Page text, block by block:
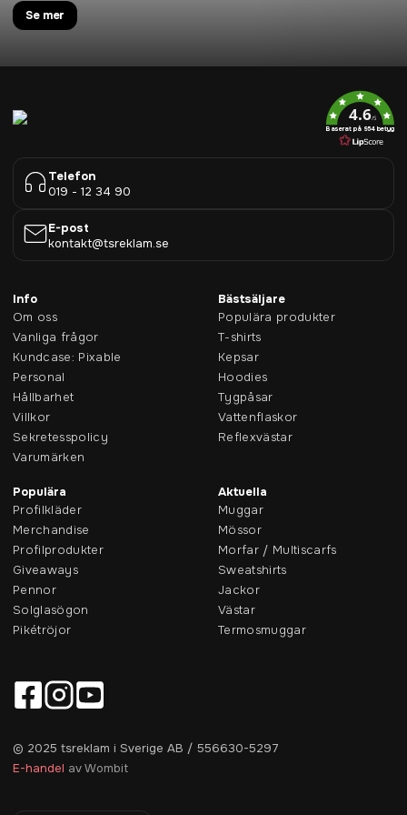
Se mer
4.6/5
Baserat på 954 betyg
Telefon
019 - 12 34 90
E-post
kontakt@tsreklam.se
Info
Om oss
Vanliga frågor
Kundcase: Pixable
Personal
Hållbarhet
Villkor
Sekretesspolicy
Varumärken
Bästsäljare
Populära produkter
T-shirts
Kepsar
Hoodies
Tygpåsar
Vattenflaskor
Reflexvästar
Populära
Profilkläder
Merchandise
Profilprodukter
Giveaways
Pennor
Solglasögon
Pikétröjor
Aktuella
Muggar
Mössor
Morfar / Multiscarfs
Sweatshirts
Jackor
Västar
Termosmuggar
© 2025 tsreklam i Sverige AB / 556630-5297
E-handel av Wombit